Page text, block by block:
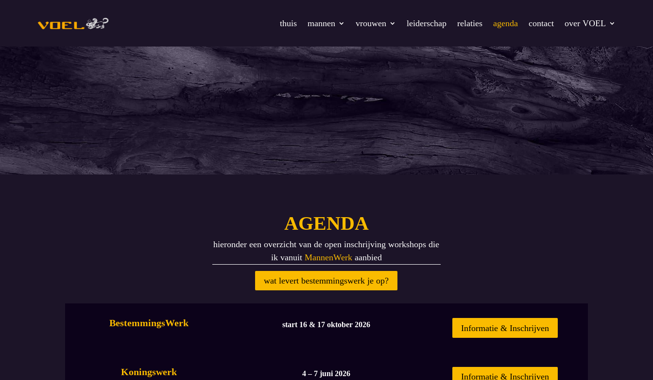
thuis mannen vrouwen leiderschap relaties agenda contact over VOEL
AGENDA
hieronder een overzicht van de open inschrijving workshops die
ik vanuit MannenWerkaanbied
wat levert bestemmingswerk je op?
BestemmingsWerk start 16 & 17 oktober 2026 Informatie & Inschrijven
Koningswerk 4 – 7 juni 2026 Informatie & Inschrijven